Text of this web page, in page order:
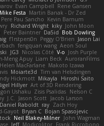
Evan Campbell Rene Gansen
Mike Festa Martin Banak - Dr Zed
Pere Pau Sancho Kevin Barnum
Richard Wright kiky John Moon
Peter Baintner Da5id Bob Dowling
f1rstpers0n Peggy O'Brien Jason Lai
fengquan wang Aeon Soul
JG3 Nicolas Côté V-o Josh Purple
Meng Apuy Liam Beck AuroranFilms
MacFarlane Makoto Izawa
Moiarte3d Tim van Helsdingen
Hickmott Mikayla
Hiroshi Saito
Hillyer Art of 3D Rendering
Ushaku Zisis Psalidas Nelson C
J.C. Jason Scott Jacob Larson
Daniel Raboldt ray Zach Hoy
Gayot Bryan C Bojan Spasojevic
Neil Blakey-Milner John Wagman
Jeff Modicolitor Frank Riccobono